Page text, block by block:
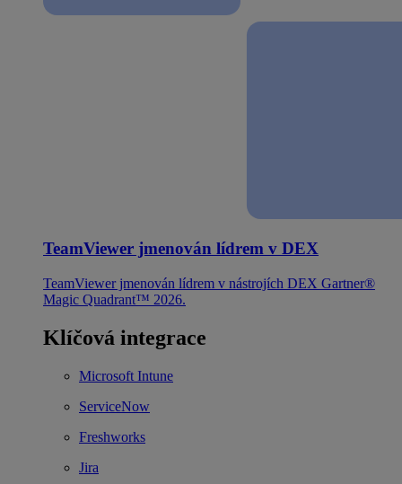
TeamViewer jmenován lídrem v DEX
TeamViewer jmenován lídrem v nástrojích DEX Gartner®
Magic Quadrant™ 2026.
Klíčová integrace
Microsoft Intune
ServiceNow
Freshworks
Jira